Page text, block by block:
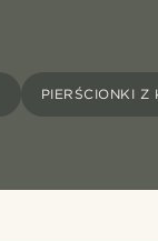
PIERŚCIONKI Z